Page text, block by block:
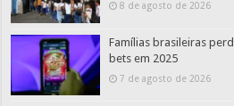
8 de agosto de 2026
Famílias brasileiras
bets em 2025
7 de agosto de 2026